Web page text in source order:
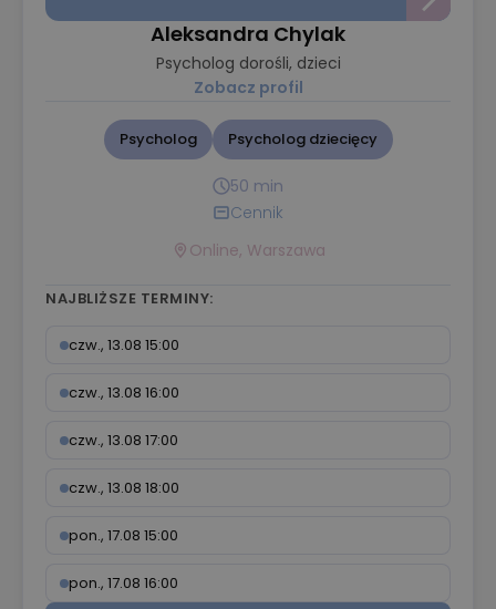
Aleksandra Chylak
Psycholog dorośli, dzieci
Zobacz profil
Psycholog Psycholog dziecięcy
50 min
Cennik
Online, Warszawa
NAJBLIŻSZE TERMINY:
czw., 13.08 15:00
czw., 13.08 16:00
czw., 13.08 17:00
czw., 13.08 18:00
pon., 17.08 15:00
pon., 17.08 16:00